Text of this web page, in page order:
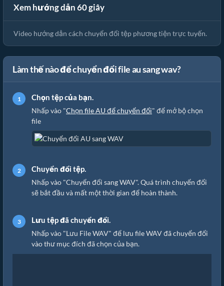
Xem hướng dẫn 60 giây
🎵 Cách Chuyển Đổi Phương Tiện Trực Tuyến Miễn Phí
Video hướng dẫn cách chuyển đổi tệp phương tiện trực tuyến.
Làm thế nào để chuyển đổi file au sang wav?
Chọn tệp của bạn.
Nhấp vào "Chọn file AU để chuyển đổi" để mở bộ chọn
file
Chuyển đổi tệp.
Nhấp vào "Chuyển đổi sang WAV". Quá trình chuyển đổi
sẽ bắt đầu và mất một thời gian để hoàn thành.
Lưu tệp đã chuyển đổi.
Nhấp vào "Lưu File WAV" để lưu file WAV đã chuyển đổi
vào thư mục đích đã chọn của bạn.